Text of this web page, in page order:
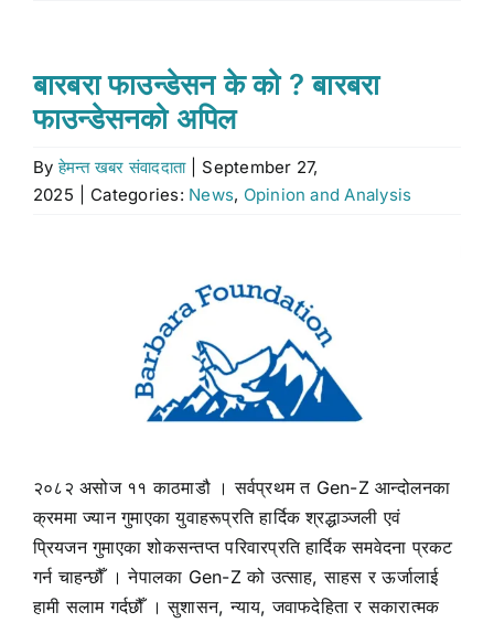
Stock market
Search
बारबरा फाउन्डेसन के को ? बारबरा
फाउन्डेसनको अपिल
Byहेमन्त खबर संवाददाता
September 27,
2025
Categories: News, Opinion and Analysis
२०८२ असोज ११ काठमाडौ । सर्वप्रथम त Gen-Z आन्दोलनका
क्रममा ज्यान गुमाएका युवाहरूप्रति हार्दिक श्रद्धाञ्जली एवं
प्रियजन गुमाएका शोकसन्तप्त परिवारप्रति हार्दिक समवेदना प्रकट
गर्न चाहन्छौँ । नेपालका Gen-Z को उत्साह, साहस र ऊर्जालाई
हामी सलाम गर्दछौँ । सुशासन, न्याय, जवाफदेहिता र सकारात्मक